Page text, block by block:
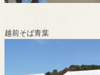
越前そば青葉